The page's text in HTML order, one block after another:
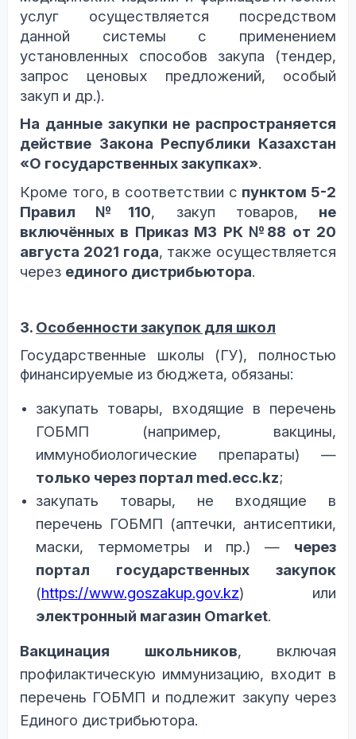
услуг осуществляется посредством
данной системы с применением
установленных способов закупа (тендер,
запрос ценовых предложений, особый
закуп и др.).
На данные закупки не распространяется
действие Закона Республики Казахстан
«О государственных закупках».
Кроме того, в соответствии с пунктом 5-2
Правил №110, закуп товаров, не
включённых в Приказ МЗ РК №88 от 20
августа 2021 года, также осуществляется
через единого дистрибьютора.
3. Особенности закупок для школ
Государственные школы (ГУ), полностью
финансируемые из бюджета, обязаны:
закупать товары, входящие в перечень
ГОБМП (например, вакцины,
иммунобиологические препараты) —
только через портал med.ecc.kz;
закупать товары, не входящие в
перечень ГОБМП (аптечки, антисептики,
маски, термометры и пр.) — через
портал государственных закупок
(https://www.goszakup.gov.kz) или
электронный магазин Omarket.
Вакцинация школьников, включая
профилактическую иммунизацию, входит в
перечень ГОБМП и подлежит закупу через
Единого дистрибьютора.